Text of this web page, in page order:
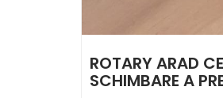
ROTARY ARAD
SCHIMBARE A